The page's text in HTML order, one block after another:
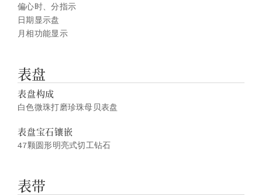
偏心时、分指示
日期显示盘
月相功能显示
表盘
表盘构成
白色微珠打磨珍珠母贝表盘
表盘宝石镶嵌
47颗圆形明亮式切工钻石
表带